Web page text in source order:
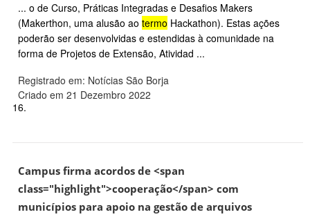
... o de Curso, Práticas Integradas e Desafios Makers
(Makerthon, uma alusão ao termo Hackathon). Estas ações
poderão ser desenvolvidas e estendidas à comunidade na
forma de Projetos de Extensão, Atividad ...
Registrado em: Notícias São Borja
Criado em 21 Dezembro 2022
16.
Campus firma acordos de <span
class="highlight">cooperação</span> com
municípios para apoio na gestão de arquivos